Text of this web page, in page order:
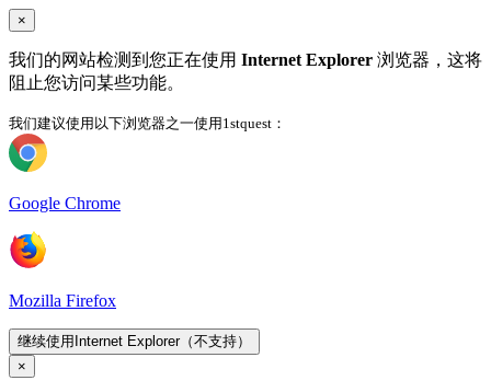
×
我们的网站检测到您正在使用 Internet Explorer 浏览器，这将
阻止您访问某些功能。
我们建议使用以下浏览器之一使用1stquest：
Google Chrome
Mozilla Firefox
继续使用Internet Explorer（不支持）
×